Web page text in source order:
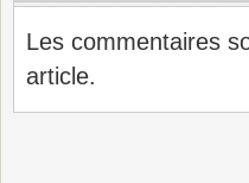
Les commentaires
article.